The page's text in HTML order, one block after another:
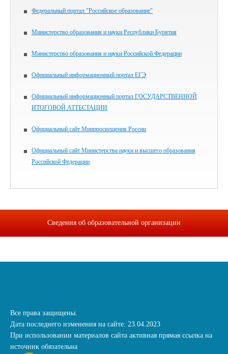
Федеральный портал "Российское образование"
Министерство образования и науки Республики Бурятия
Министерство образования и науки Российской Федерации
Официальный информационный портал ЕГЭ
Официальный информационный портал ГОСУДАРСТВЕННОЙ
ИТОГОВОЙ АТТЕСТАЦИИ
Официальный сайт Минпросвещения России
Официальный сайт Министерства науки и высшего образования
Российской Федерации
Сведения об образовательной организации
Все права защищены.
Дата последнего изменения на сайте: 23.04.2023
При использовании материалов сайта активная прямая ссылка на
источник обязательна